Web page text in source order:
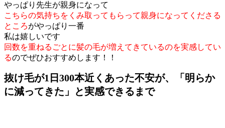
やっぱり先生が親身になって
こちらの気持ちをくみ取ってもらって親身になってくださる
ところがやっぱり一番
私は嬉しいです
回数を重ねるごとに髪の毛が増えてきているのを実感してい
るのでぜひおすすめします！！
抜け毛が1日300本近くあった不安が、「明らか
に減ってきた」と実感できるまで